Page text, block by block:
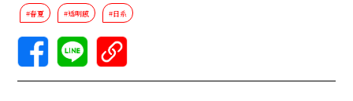
#春夏 #透明感 #日系